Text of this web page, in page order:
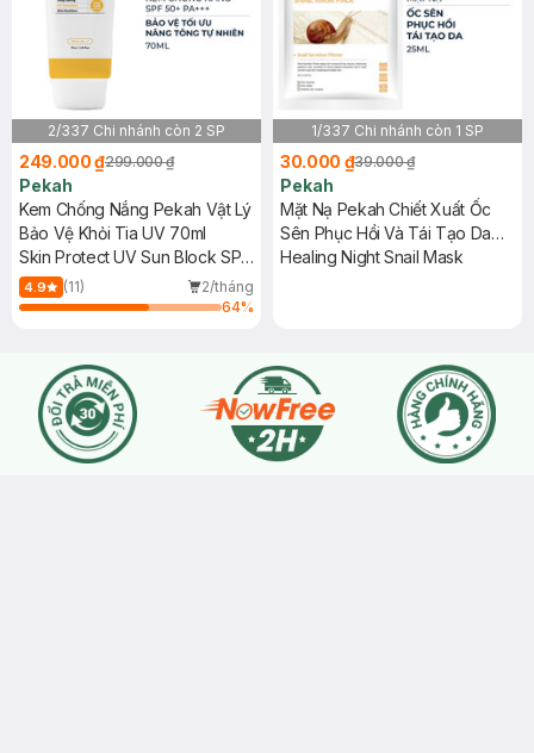
2/337 Chi nhánh còn 2 SP
249.000 ₫299.000 ₫
Pekah
Kem Chống Nắng Pekah Vật Lý
Bảo Vệ Khỏi Tia UV 70ml
Skin Protect UV Sun Block SPF
50+ PA+++
4.9 (11)
2/tháng
64%
1/337 Chi nhánh còn 1 SP
30.000 ₫39.000 ₫
Pekah
Mặt Nạ Pekah Chiết Xuất Ốc
Sên Phục Hồi Và Tái Tạo Da
25ml
Healing Night Snail Mask